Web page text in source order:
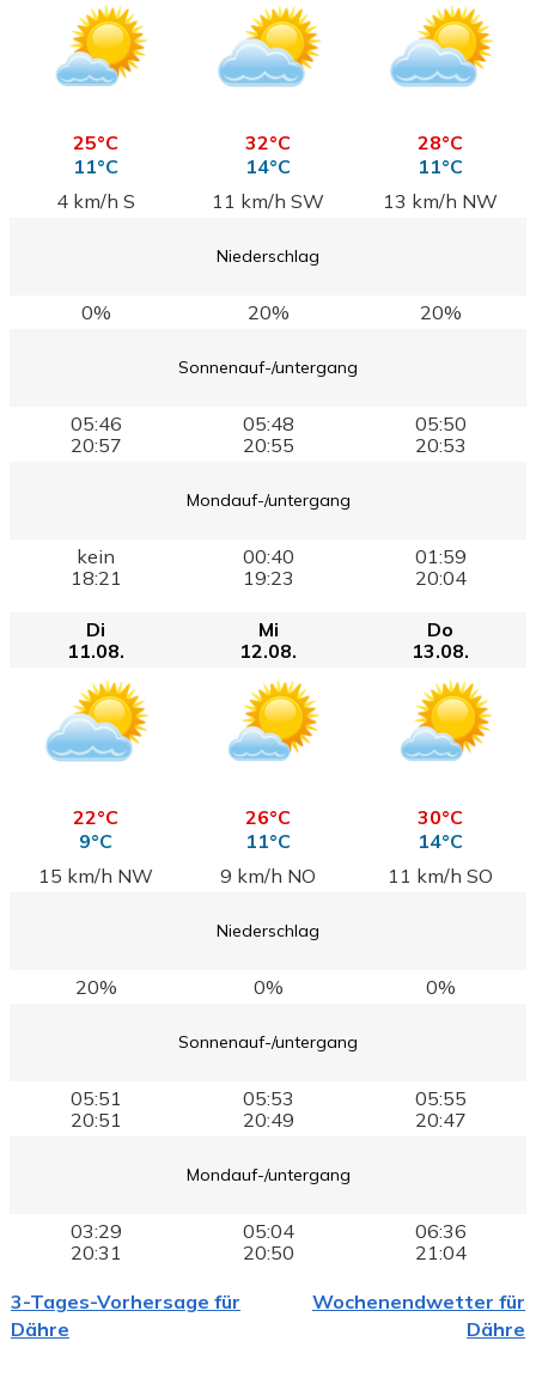
25°C
11°C
32°C
14°C
28°C
11°C
4 km/h S
11 km/h SW 13 km/h NW
Niederschlag
0% 20% 20%
Sonnenauf-/untergang
05:46
20:57
05:48
20:55
05:50
20:53
Mondauf-/untergang
kein
18:21
00:40
19:23
01:59
20:04
Di
11.08.
Mi
12.08.
Do
13.08.
22°C
9°C
26°C
11°C
30°C
14°C
15 km/h NW
9 km/h NO 11 km/h SO
Niederschlag
20% 0% 0%
Sonnenauf-/untergang
05:51
20:51
05:53
20:49
05:55
20:47
Mondauf-/untergang
03:29
20:31
05:04
20:50
06:36
21:04
3-Tages-Vorhersage für
Dähre
Wochenendwetter für
Dähre